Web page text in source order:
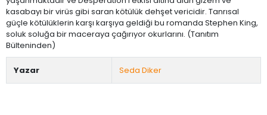
kasabayı bir virüs gibi saran kötülük dehşet vericidir. Tanrısal
güçle kötülüklerin karşı karşıya geldiği bu romanda Stephen King,
soluk soluğa bir maceraya çağırıyor okurlarını. (Tanıtım
Bülteninden)
Yazar Seda Diker